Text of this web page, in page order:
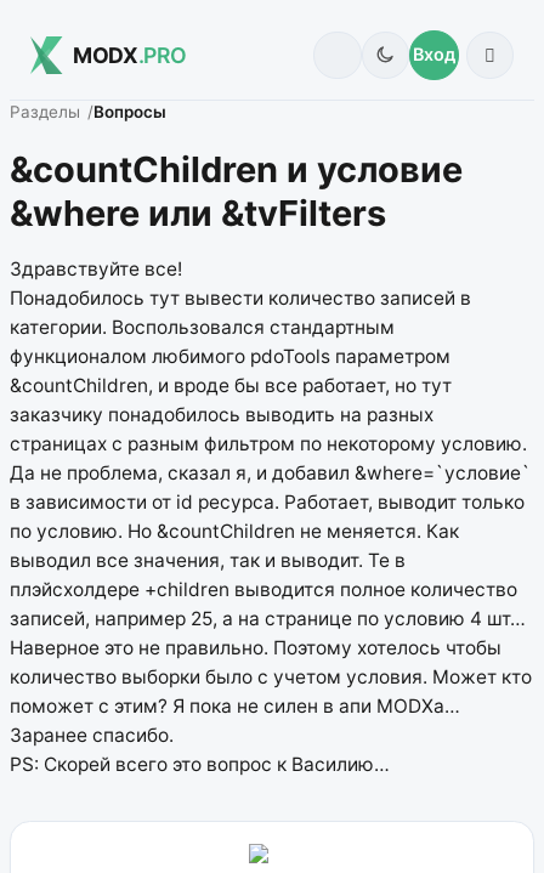
MODX.PRO Вход
Разделы Вопросы
&countChildren и условие
&where или &tvFilters
Здравствуйте все!
Понадобилось тут вывести количество записей в
категории. Воспользовался стандартным
функционалом любимого pdoTools параметром
&countChildren, и вроде бы все работает, но тут
заказчику понадобилось выводить на разных
страницах с разным фильтром по некоторому условию.
Да не проблема, сказал я, и добавил &where=`условие`
в зависимости от id ресурса. Работает, выводит только
по условию. Но &countChildren не меняется. Как
выводил все значения, так и выводит. Те в
плэйсхолдере +children выводится полное количество
записей, например 25, а на странице по условию 4 шт…
Наверное это не правильно. Поэтому хотелось чтобы
количество выборки было с учетом условия. Может кто
поможет с этим? Я пока не силен в апи MODXа…
Заранее спасибо.
PS: Скорей всего это вопрос к Василию…